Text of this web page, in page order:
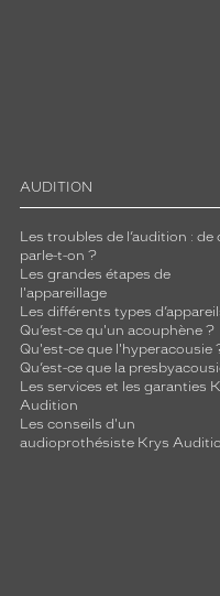
AUDITION
Les troubles de l’audition : de
parle-t-on ?
Les grandes étapes de
l'appareillage
Les différents types
Qu’est-ce qu'un acouphène ?
Qu'est-ce que l'hyperacousie
Qu’est-ce que la
Les services et les garanties
Audition
Les conseils d'un
audioprothésiste Krys